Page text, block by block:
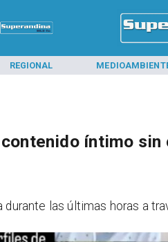
REGIONAL
íntimo
durante las últimas horas a